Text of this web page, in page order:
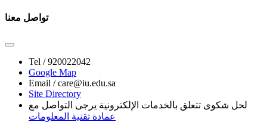
تواصل معنا
Tel /920022042
Google Map
Email /care@iu.edu.sa
Site Directory
لحل شكوى تتعلق بالخدمات الإلكترونية يرجى التواصل مع
عمادة تقنية المعلومات